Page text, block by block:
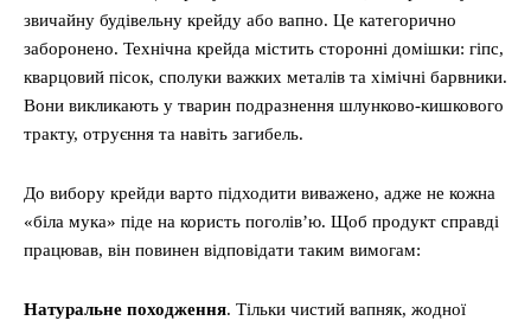
звичайну будівельну крейду або вапно. Це категорично
заборонено. Технічна крейда містить сторонні домішки: гіпс,
кварцовий пісок, сполуки важких металів та хімічні барвники.
Вони викликають у тварин подразнення шлунково-кишкового
тракту, отруєння та навіть загибель.
До вибору крейди варто підходити виважено, адже не кожна
«біла мука» піде на користь поголів’ю. Щоб продукт справді
працював, він повинен відповідати таким вимогам:
Натуральне походження. Тільки чистий вапняк, жодної